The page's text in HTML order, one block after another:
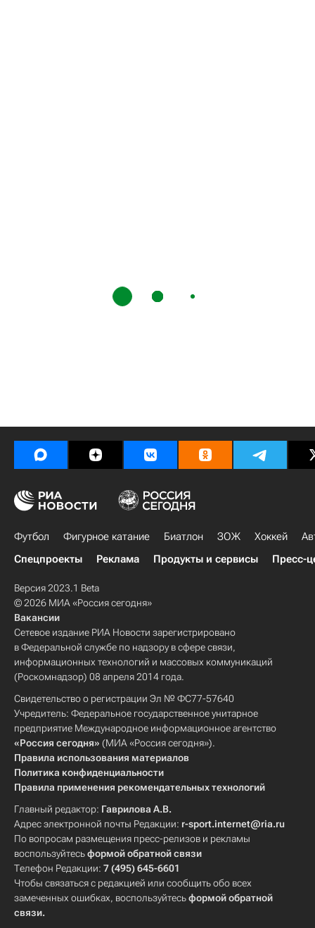
Футбол Фигурное катание Биатлон ЗОЖ Хоккей
Спецпроекты
Реклама Продукты и сервисы Пресс-
Версия 2023.1 Beta
© 2026 МИА «Россия сегодня»
Вакансии
Сетевое издание РИА Новости зарегистрировано
в Федеральной службе по надзору в сфере связи,
информационных технологий и массовых коммуникаций
(Роскомнадзор) 08 апреля 2014 года.
Свидетельство о регистрации Эл № ФС77-57640
Учредитель: Федеральное государственное унитарное
предприятие Международное информационное агентство
«Россия сегодня» (МИА «Россия сегодня»).
Правила использования материалов
Политика конфиденциальности
Правила применения рекомендательных технологий
Главный редактор: Гаврилова А.В.
Адрес электронной почты Редакции: r-sport.internet@ria.ru
По вопросам размещения пресс-релизов и рекламы
воспользуйтесьформой обратной связи
Телефон Редакции: 7 (495) 645-6601
Чтобы связаться с редакцией или сообщить обо всех
замеченных ошибках, воспользуйтесьформой обратной
связи.